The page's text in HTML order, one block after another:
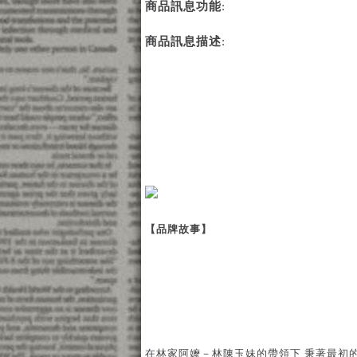
商品訊息功能:
商品訊息描述:
【品牌故事】
在林家阿嬤－林陳玉妹的帶領下 秉著最初